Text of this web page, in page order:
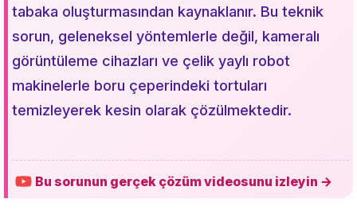
tabaka oluşturmasından kaynaklanır. Bu teknik
sorun, geleneksel yöntemlerle değil, kameralı
görüntüleme cihazları ve çelik yaylı robot
makinelerle boru çeperindeki tortuları
temizleyerek kesin olarak çözülmektedir.
Bu sorunun gerçek çözüm videosunu izleyin →